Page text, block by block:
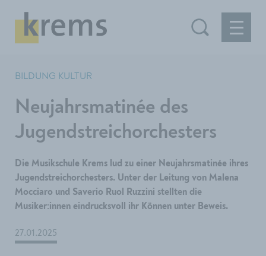
BILDUNG KULTUR
Neujahrsmatinée des
Jugendstreichorchesters
Die Musikschule Krems lud zu einer Neujahrsmatinée ihres
Jugendstreichorchesters. Unter der Leitung von Malena
Mocciaro und Saverio Ruol Ruzzini stellten die
Musiker:innen eindrucksvoll ihr Können unter Beweis.
27.01.2025